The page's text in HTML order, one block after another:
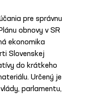
pre správnu
obnovy v SR
ekonomika
Slovenskej
do krátkeho
Určený je
parlamentu,